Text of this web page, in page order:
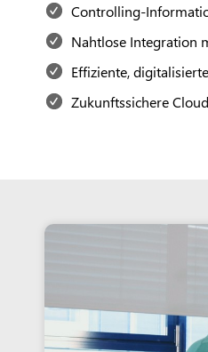
Controlling-
Nahtlose Integration
Effiziente,
Zukunftssichere